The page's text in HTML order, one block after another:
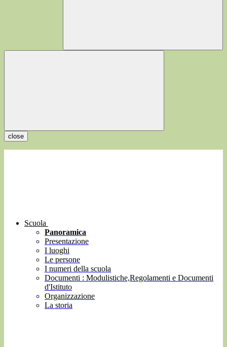
close
Scuola
Panoramica
Presentazione
I luoghi
Le persone
I numeri della scuola
Documenti : Modulistiche,Regolamenti e Documenti
d'Istituto
Organizzazione
La storia